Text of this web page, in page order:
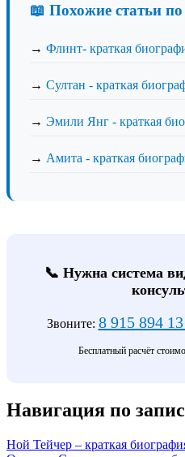
📖 Похожие статьи по
→ Флинт- краткая
→ Султан - краткая
→ Эмили Янг - краткая
→ Амита - краткая
📞 Нужна система
Звоните: 8 915 894
Бесплатный расчёт
Навигация по
Ной Тейчер – краткая